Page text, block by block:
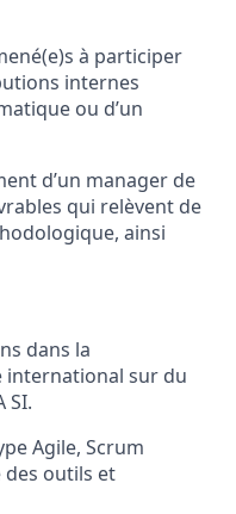
à participer
internes
ou d’un
d’un manager de
qui relèvent de
ainsi
dans la
international sur du
SI.
Agile, Scrum
des outils et